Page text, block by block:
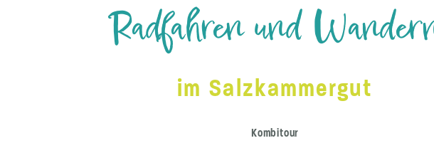
Radfahren und
im Salzkammergut
Kombitour